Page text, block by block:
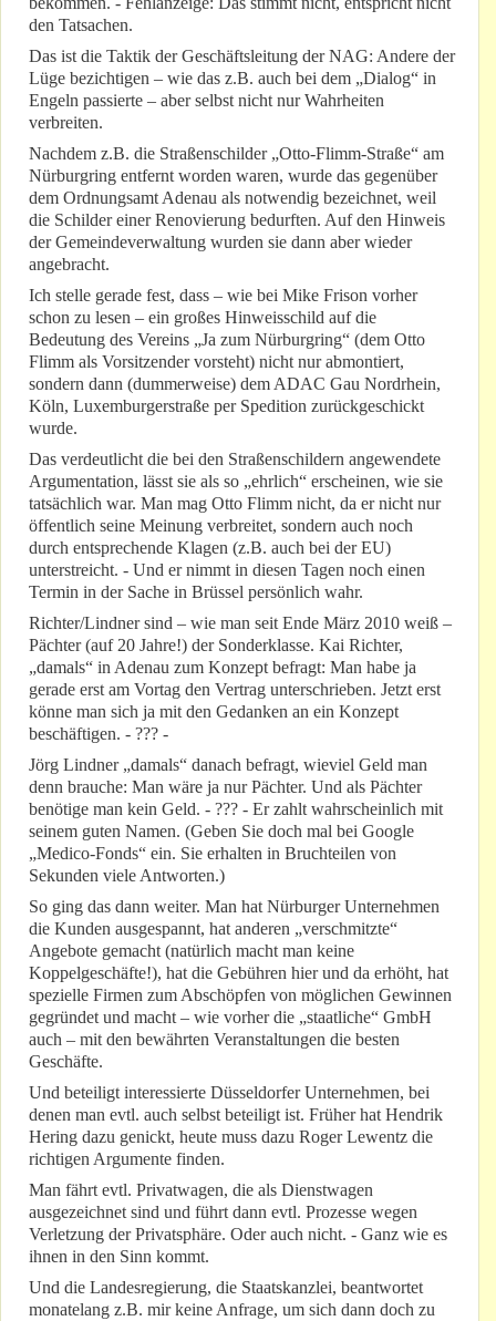
den Tatsachen.
Das ist die Taktik der Geschäftsleitung der NAG: Andere der
Lüge bezichtigen – wie das z.B. auch bei dem „Dialog“ in
Engeln passierte – aber selbst nicht nur Wahrheiten
verbreiten.
Nachdem z.B. die Straßenschilder „Otto-Flimm-Straße“ am
Nürburgring entfernt worden waren, wurde das gegenüber
dem Ordnungsamt Adenau als notwendig bezeichnet, weil
die Schilder einer Renovierung bedurften. Auf den Hinweis
der Gemeindeverwaltung wurden sie dann aber wieder
angebracht.
Ich stelle gerade fest, dass – wie bei Mike Frison vorher
schon zu lesen – ein großes Hinweisschild auf die
Bedeutung des Vereins „Ja zum Nürburgring“ (dem Otto
Flimm als Vorsitzender vorsteht) nicht nur abmontiert,
sondern dann (dummerweise) dem ADAC Gau Nordrhein,
Köln, Luxemburgerstraße per Spedition zurückgeschickt
wurde.
Das verdeutlicht die bei den Straßenschildern angewendete
Argumentation, lässt sie als so „ehrlich“ erscheinen, wie sie
tatsächlich war. Man mag Otto Flimm nicht, da er nicht nur
öffentlich seine Meinung verbreitet, sondern auch noch
durch entsprechende Klagen (z.B. auch bei der EU)
unterstreicht. - Und er nimmt in diesen Tagen noch einen
Termin in der Sache in Brüssel persönlich wahr.
Richter/Lindner sind – wie man seit Ende März 2010 weiß –
Pächter (auf 20 Jahre!) der Sonderklasse. Kai Richter,
„damals“ in Adenau zum Konzept befragt: Man habe ja
gerade erst am Vortag den Vertrag unterschrieben. Jetzt erst
könne man sich ja mit den Gedanken an ein Konzept
beschäftigen. - ??? -
Jörg Lindner „damals“ danach befragt, wieviel Geld man
denn brauche: Man wäre ja nur Pächter. Und als Pächter
benötige man kein Geld. - ??? - Er zahlt wahrscheinlich mit
seinem guten Namen. (Geben Sie doch mal bei Google
„Medico-Fonds“ ein. Sie erhalten in Bruchteilen von
Sekunden viele Antworten.)
So ging das dann weiter. Man hat Nürburger Unternehmen
die Kunden ausgespannt, hat anderen „verschmitzte“
Angebote gemacht (natürlich macht man keine
Koppelgeschäfte!), hat die Gebühren hier und da erhöht, hat
spezielle Firmen zum Abschöpfen von möglichen Gewinnen
gegründet und macht – wie vorher die „staatliche“ GmbH
auch – mit den bewährten Veranstaltungen die besten
Geschäfte.
Und beteiligt interessierte Düsseldorfer Unternehmen, bei
denen man evtl. auch selbst beteiligt ist. Früher hat Hendrik
Hering dazu genickt, heute muss dazu Roger Lewentz die
richtigen Argumente finden.
Man fährt evtl. Privatwagen, die als Dienstwagen
ausgezeichnet sind und führt dann evtl. Prozesse wegen
Verletzung der Privatsphäre. Oder auch nicht. - Ganz wie es
ihnen in den Sinn kommt.
Und die Landesregierung, die Staatskanzlei, beantwortet
monatelang z.B. mir keine Anfrage, um sich dann doch zu